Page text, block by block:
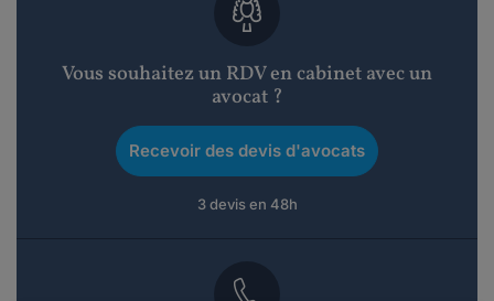
Vous souhaitez un RDV en cabinet avec un
avocat ?
Recevoir des devis d'avocats
3 devis en 48h